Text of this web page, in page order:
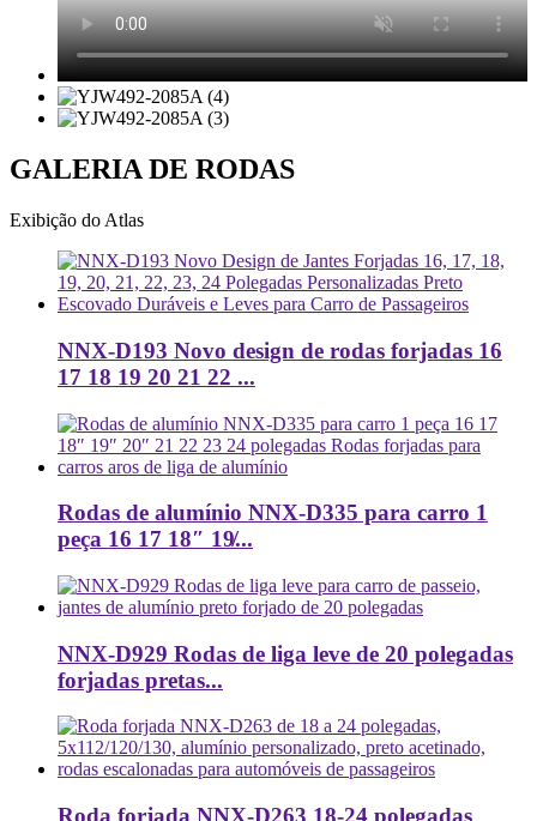
GALERIA DE RODAS
Exibição do Atlas
NNX-D193 Novo design de rodas forjadas 16
17 18 19 20 21 22 ...
Rodas de alumínio NNX-D335 para carro 1
peça 16 17 18″ 19̸...
NNX-D929 Rodas de liga leve de 20 polegadas
forjadas pretas...
Roda forjada NNX-D263 18-24 polegadas